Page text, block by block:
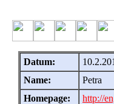
Datum:
Name:
Petra
Homepage:
http://